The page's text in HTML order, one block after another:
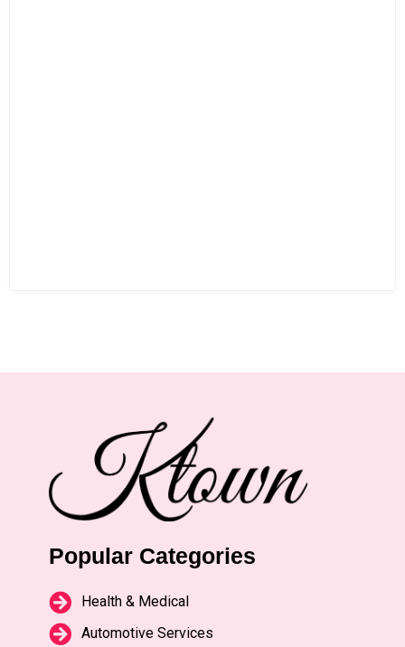
Popular Categories
Health & Medical
Automotive Services